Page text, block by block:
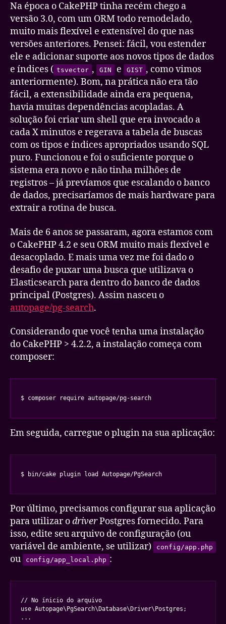
Na época o CakePHP tinha recém chego a
versão 3.0, com um ORM todo remodelado,
muito mais flexível e extensível do que nas
versões anteriores. Pensei: fácil, vou estender
ele e adicionar suporte aos novos tipos de dados
e índices ( tsvector , GIN e GIST , como vimos
anteriormente). Bom, na prática não era tão
fácil, a extensibilidade ainda era pequena,
havia muitas dependências acopladas. A
solução foi criar um shell que era invocado a
cada X minutos e regerava a tabela de buscas
com os tipos e índices apropriados usando SQL
puro. Funcionou e foi o suficiente porque o
sistema era novo e não tinha milhões de
registros – já prevíamos que escalando o banco
de dados, precisaríamos de mais hardware para
extrair a rotina de busca.
Mais de 6 anos se passaram, agora estamos com
o CakePHP 4.2 e seu ORM muito mais flexível e
desacoplado. E mais uma vez me foi dado o
desafio de puxar uma busca que utilizava o
Elasticsearch para dentro do banco de dados
principal (Postgres). Assim nasceu o
autopage/pg-search.
Considerando que você tenha uma instalação
do CakePHP > 4.2.2, a instalação começa com
composer:
$ composer require autopage/pg-search
Em seguida, carregue o plugin na sua aplicação:
$ bin/cake plugin load Autopage/PgSearch
Por último, precisamos configurar sua aplicação
para utilizar odriverPostgres fornecido. Para
isso, edite seu arquivo de configuração (ou
variável de ambiente, se utilizar)
config/app.php
ou config/app_local.php :
// No ínicio do arquivo
use Autopage\PgSearch\Database\Driver\Postgres;
...